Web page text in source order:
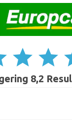
star star
8,2